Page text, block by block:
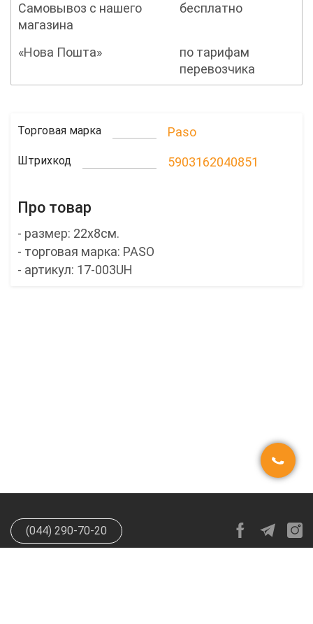
Самовывоз с нашего
магазина
бесплатно
«Нова Пошта»
по тарифам
перевозчика
Торговая марка Paso
Штрихкод 5903162040851
Про товар
- размер: 22x8см.
- торговая марка: PASO
- артикул: 17-003UH
(044) 290-70-20